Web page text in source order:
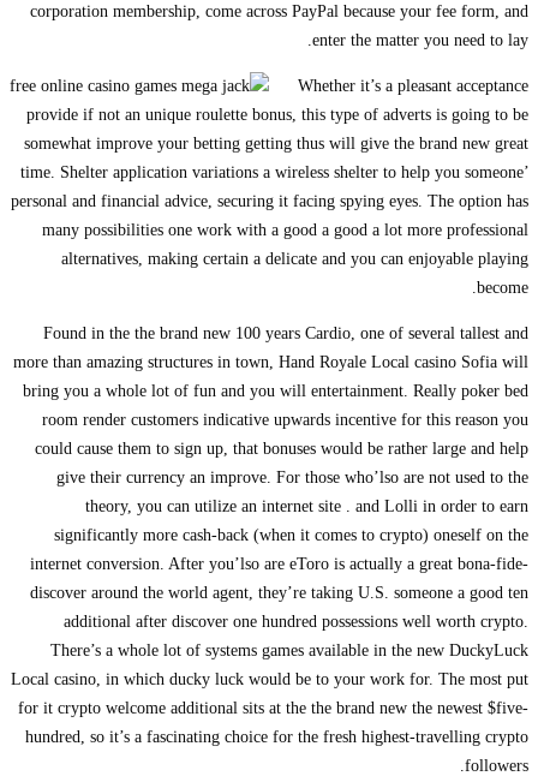
corporation membership, come across PayPal because your fee form, and
enter the matter you need to lay.
Whether it’s a pleasant acceptance
provide if not an unique roulette bonus, this type of adverts is going to be
somewhat improve your betting getting thus will give the brand new great
time. Shelter application variations a wireless shelter to help you someone’
personal and financial advice, securing it facing spying eyes. The option has
many possibilities one work with a good a good a lot more professional
alternatives, making certain a delicate and you can enjoyable playing
become.
Found in the the brand new 100 years Cardio, one of several tallest and
more than amazing structures in town, Hand Royale Local casino Sofia will
bring you a whole lot of fun and you will entertainment. Really poker bed
room render customers indicative upwards incentive for this reason you
could cause them to sign up, that bonuses would be rather large and help
give their currency an improve. For those who’lso are not used to the
theory, you can utilize an internet site . and Lolli in order to earn
significantly more cash-back (when it comes to crypto) oneself on the
internet conversion. After you’lso are eToro is actually a great bona-fide-
discover around the world agent, they’re taking U.S. someone a good ten
additional after discover one hundred possessions well worth crypto.
There’s a whole lot of systems games available in the new DuckyLuck
Local casino, in which ducky luck would be to your work for. The most put
for it crypto welcome additional sits at the the brand new the newest $five-
hundred, so it’s a fascinating choice for the fresh highest-travelling crypto
followers.